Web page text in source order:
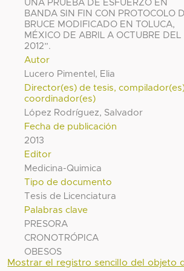
UNA PRUEBA DE ESFUERZO EN
BANDA SIN FIN CON PROTOCOLO
BRUCE MODIFICADO EN TOLUCA,
MÉXICO DE ABRIL A OCTUBRE DEL
2012”.
Autor
Lucero Pimentel, Elia
Director(es) de tesis,
coordinador(es)
López Rodríguez, Salvador
Fecha de publicación
2013
Editor
Medicina-Quimica
Tipo de documento
Tesis de Licenciatura
Palabras clave
PRESORA
CRONOTRÓPICA
OBESOS
Mostrar el registro sencillo del objeto